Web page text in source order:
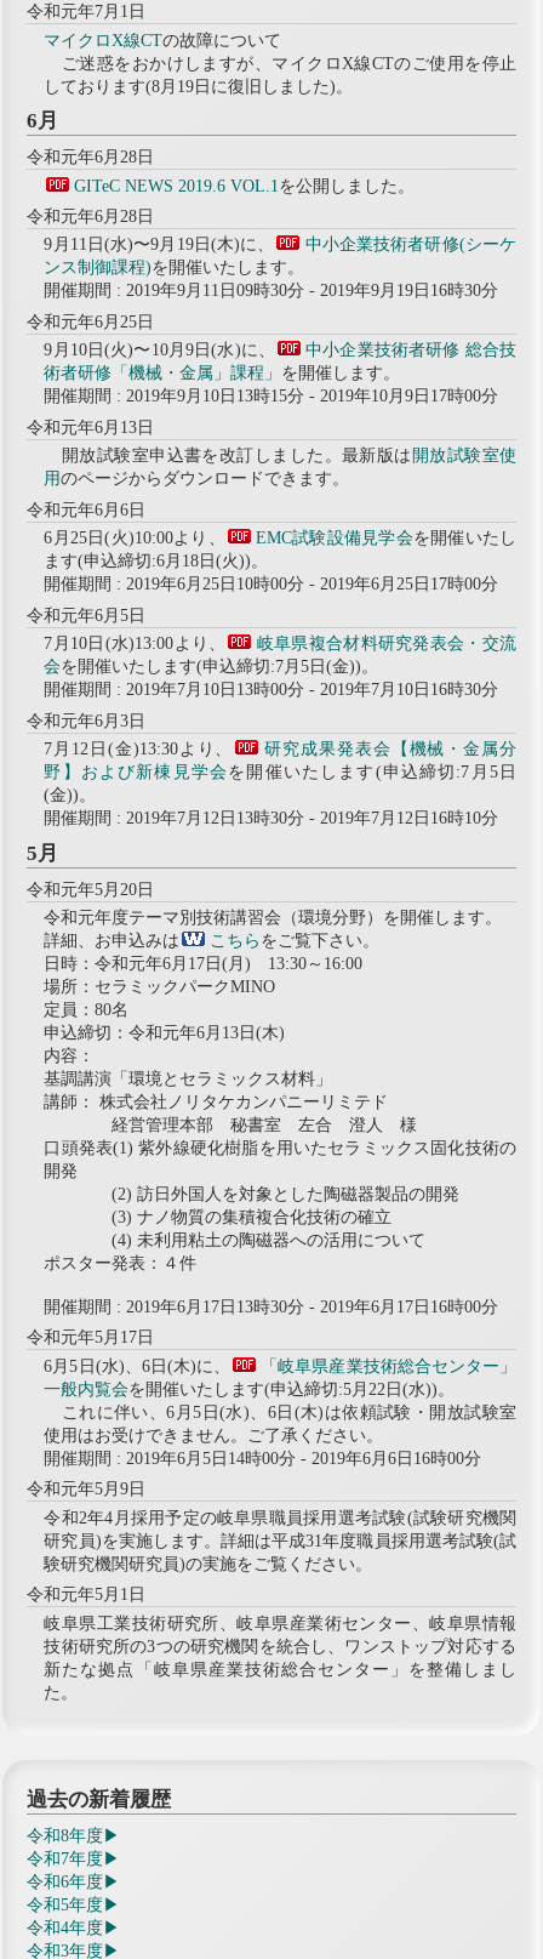
令和元年7月1日
マイクロX線CTの故障について
ご迷惑をおかけしますが、マイクロX線CTのご使用を停止
しております(8月19日に復旧しました)。
6月
令和元年6月28日
GITeC NEWS 2019.6 VOL.1を公開しました。
令和元年6月28日
9月11日(水)〜9月19日(木)に、
中小企業技術者研修(シーケ
ンス制御課程)を開催いたします。
開催期間 : 2019年9月11日09時30分 - 2019年9月19日16時30分
令和元年6月25日
9月10日(火)〜10月9日(水)に、
中小企業技術者研修 総合技
術者研修「機械・金属」課程」 を開催します。
開催期間 : 2019年9月10日13時15分 - 2019年10月9日17時00分
令和元年6月13日
開放試験室申込書を改訂しました。最新版は開放試験室使
用のページからダウンロードできます。
令和元年6月6日
6月25日(火)10:00より、
EMC試験設備見学会を開催いたし
ます(申込締切:6月18日(火))。
開催期間 : 2019年6月25日10時00分 - 2019年6月25日17時00分
令和元年6月5日
7月10日(水)13:00より、
岐阜県複合材料研究発表会・交流
会を開催いたします(申込締切:7月5日(金))。
開催期間 : 2019年7月10日13時00分 - 2019年7月10日16時30分
令和元年6月3日
7月12日(金)13:30より、
研究成果発表会【機械・金属分
野】および新棟見学会を開催いたします(申込締切:7月5日
(金))。
開催期間 : 2019年7月12日13時30分 - 2019年7月12日16時10分
5月
令和元年5月20日
令和元年度テーマ別技術講習会（環境分野）を開催します。
詳細、お申込みは
こちらをご覧下さい。
日時：令和元年6月17日(月) 13:30～16:00
場所：セラミックパークMINO
定員：80名
申込締切：令和元年6月13日(木)
内容：
基調講演「環境とセラミックス材料」
講師： 株式会社ノリタケカンパニーリミテド
経営管理本部 秘書室 左合 澄人 様
口頭発表(1) 紫外線硬化樹脂を用いたセラミックス固化技術の
開発
(2) 訪日外国人を対象とした陶磁器製品の開発
(3) ナノ物質の集積複合化技術の確立
(4) 未利用粘土の陶磁器への活用について
ポスター発表：４件
開催期間 : 2019年6月17日13時30分 - 2019年6月17日16時00分
令和元年5月17日
6月5日(水)、6日(木)に、
「岐阜県産業技術総合センター」
一般内覧会を開催いたします(申込締切:5月22日(水))。
これに伴い、6月5日(水)、6日(木)は依頼試験・開放試験室
使用はお受けできません。ご了承ください。
開催期間 : 2019年6月5日14時00分 - 2019年6月6日16時00分
令和元年5月9日
令和2年4月採用予定の岐阜県職員採用選考試験(試験研究機関
研究員)を実施します。詳細は平成31年度職員採用選考試験(試
験研究機関研究員)の実施をご覧ください。
令和元年5月1日
岐阜県工業技術研究所、岐阜県産業術センター、岐阜県情報
技術研究所の3つの研究機関を統合し、ワンストップ対応する
新たな拠点「岐阜県産業技術総合センター」を整備しまし
た。
過去の新着履歴
令和8年度
令和7年度
令和6年度
令和5年度
令和4年度
令和3年度